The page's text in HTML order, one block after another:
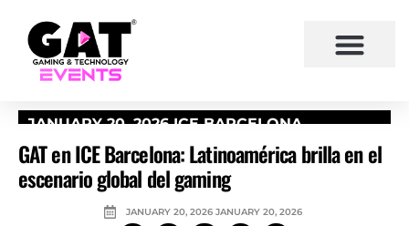
JANUARY 20, 2026 ICE BARCELONA
GAT en ICE Barcelona: Latinoamérica brilla en el
escenario global del gaming
JANUARY 20, 2026 JANUARY 20, 2026